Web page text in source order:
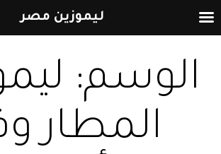
المحتوى
الوسم:
المطار
ليموزين مصر